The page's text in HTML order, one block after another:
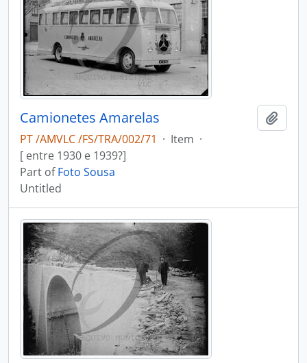
Camionetes Amarelas
PT /AMVLC /FS/TRA/002/71 · Item ·
[ entre 1930 e 1939?]
Part ofFoto Sousa
Untitled